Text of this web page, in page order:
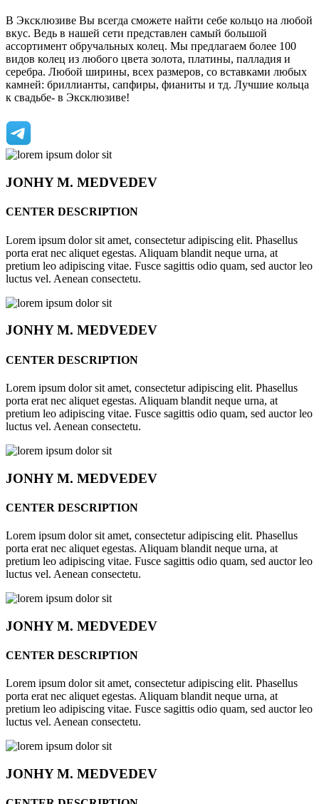
В Эксклюзиве Вы всегда сможете найти себе кольцо на любой
вкус. Ведь в нашей сети представлен самый большой
ассортимент обручальных колец. Мы предлагаем более 100
видов колец из любого цвета золота, платины, палладия и
серебра. Любой ширины, всех размеров, со вставками любых
камней: бриллианты, сапфиры, фианиты и тд. Лучшие кольца
к свадьбе- в Эксклюзиве!
JONHYM. MEDVEDEV
CENTER DESCRIPTION
Lorem ipsum dolor sit amet, consectetur adipiscing elit. Phasellus
porta erat nec aliquet egestas. Aliquam blandit neque urna, at
pretium leo adipiscing vitae. Fusce sagittis odio quam, sed auctor leo
luctus vel. Aenean consectetu.
JONHYM. MEDVEDEV
CENTER DESCRIPTION
Lorem ipsum dolor sit amet, consectetur adipiscing elit. Phasellus
porta erat nec aliquet egestas. Aliquam blandit neque urna, at
pretium leo adipiscing vitae. Fusce sagittis odio quam, sed auctor leo
luctus vel. Aenean consectetu.
JONHYM. MEDVEDEV
CENTER DESCRIPTION
Lorem ipsum dolor sit amet, consectetur adipiscing elit. Phasellus
porta erat nec aliquet egestas. Aliquam blandit neque urna, at
pretium leo adipiscing vitae. Fusce sagittis odio quam, sed auctor leo
luctus vel. Aenean consectetu.
JONHYM. MEDVEDEV
CENTER DESCRIPTION
Lorem ipsum dolor sit amet, consectetur adipiscing elit. Phasellus
porta erat nec aliquet egestas. Aliquam blandit neque urna, at
pretium leo adipiscing vitae. Fusce sagittis odio quam, sed auctor leo
luctus vel. Aenean consectetu.
JONHYM. MEDVEDEV